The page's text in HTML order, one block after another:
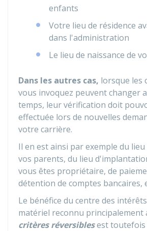
enfants
Votre lieu de résidence
dans l'administration
Le lieu de naissance de
Dans les autres cas, lorsque les
vous invoquez peuvent changer
temps, leur vérification doit
effectuée lors de nouvelles
votre carrière.
Il en est ainsi par exemple du lieu
vos parents, du lieu
vous êtes propriétaire, de
détention de comptes bancaires,
Le bénéfice du centre des
matériel reconnu principalement
critères réversiblesest toutefois